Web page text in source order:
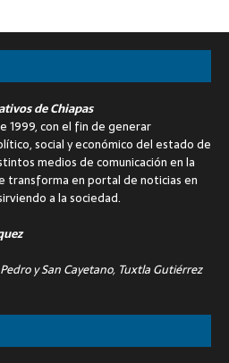
de Chiapas
1999, con el fin de generar
social y económico del estado de
medios de comunicación en la
transforma en portal de noticias en
a la sociedad.
y San Cayetano, Tuxtla Gutiérrez